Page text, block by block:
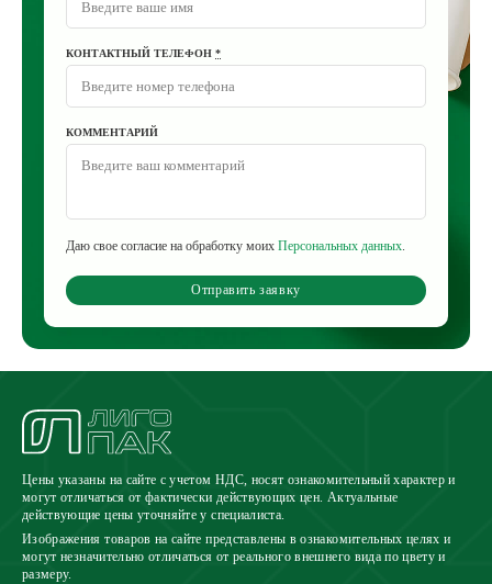
КОНТАКТНЫЙ ТЕЛЕФОН *
КОММЕНТАРИЙ
Даю свое согласие на обработку моих Персональных данных.
Отправить заявку
Цены указаны на сайте с учетом НДС, носят ознакомительный характер и
могут отличаться от фактически действующих цен. Актуальные
действующие цены уточняйте у специалиста.
Изображения товаров на сайте представлены в ознакомительных целях и
могут незначительно отличаться от реального внешнего вида по цвету и
размеру.